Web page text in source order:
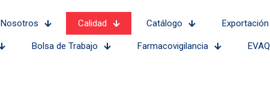
Nosotros Calidad Catálogo Exportación
Bolsa de Trabajo Farmacovigilancia EVAQ